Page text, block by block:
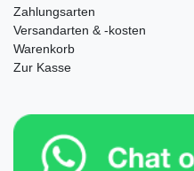
Zahlungsarten
Versandarten & -kosten
Warenkorb
Zur Kasse